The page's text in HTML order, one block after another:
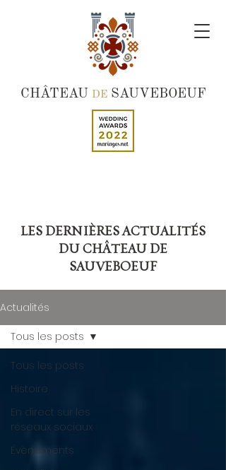
CHÂTEAU DESAUVEBOEUF
LES DERNIÈRES ACTUALITÉS
DU CHÂTEAU DE
SAUVEBOEUF
Actualités
Tous les posts
Histoire
En direct sur les
réseaux sociaux
Évènements
Tous les posts